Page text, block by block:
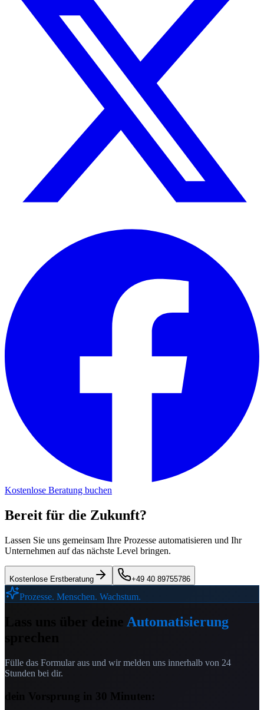
Kostenlose Beratung buchen
Bereit für die Zukunft?
Lassen Sie uns gemeinsam Ihre Prozesse automatisieren und Ihr
Unternehmen auf das nächste Level bringen.
Kostenlose Erstberatung +49 40 89755786
Prozesse. Menschen. Wachstum.
Automatisierung
Fülle das Formular aus und wir melden uns innerhalb von 24
Stunden bei dir.
dein Vorsprung in 30 Minuten: